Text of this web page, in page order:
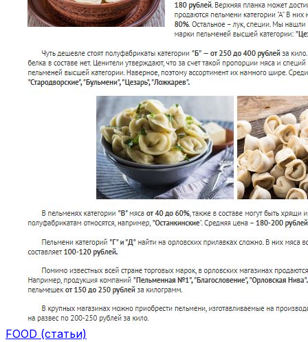
FOOD (статьи)